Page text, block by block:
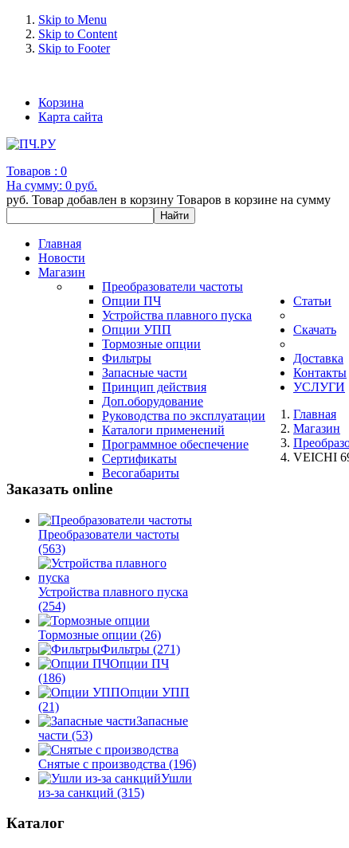
Skip to Menu
Skip to Content
Skip to Footer
Корзина
Карта сайта
Товаров : 0
На сумму: 0 руб.
руб. Товар добавлен в корзину Товаров в корзине на сумму
Главная
Новости
Магазин
Преобразователи частоты
Опции ПЧ
Устройства плавного пуска
Опции УПП
Тормозные опции
Фильтры
Запасные части
Статьи
Принцип действия
Доп.оборудование
Скачать
Руководства по эксплуатации
Каталоги применений
Программное обеспечение
Сертификаты
Весогабариты
Доставка
Контакты
УСЛУГИ
Главная
Магазин
VEICHI
Заказать online
Преобразователи частоты
(563)
Устройства плавного пуска
(254)
Тормозные опции (26)
Фильтры (271)
Опции ПЧ
(186)
Опции УПП
(21)
Запасные
части (53)
Снятые с производства (196)
Ушли
из-за санкций (315)
Каталог